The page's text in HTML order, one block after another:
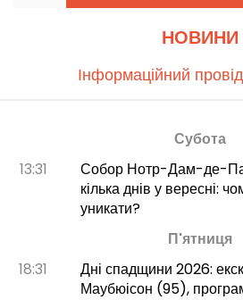
НОВИНИ
Інформаційний провід
Субота
13:31
Собор Нотр-Дам-де-
кілька днів у вересні:
уникати?
П'ятниця
18:31
Дні спадщини 2026:
Маубюісон (95),